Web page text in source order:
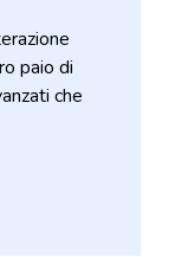
paio di
che